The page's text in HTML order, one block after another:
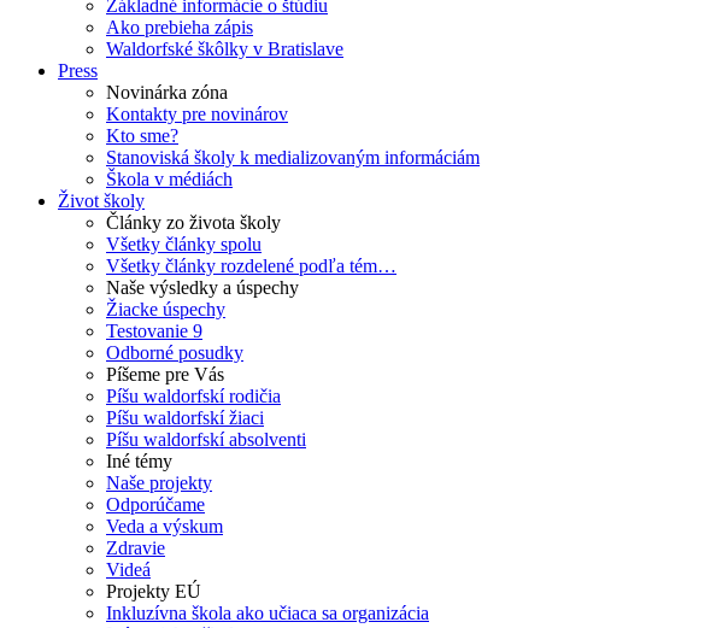
Základné informácie o štúdiu
Ako prebieha zápis
Waldorfské škôlky v Bratislave
Press
Novinárka zóna
Kontakty pre novinárov
Kto sme?
Stanoviská školy k medializovaným informáciám
Škola v médiách
Život školy
Články zo života školy
Všetky články spolu
Všetky články rozdelené podľa tém…
Naše výsledky a úspechy
Žiacke úspechy
Testovanie 9
Odborné posudky
Píšeme pre Vás
Píšu waldorfskí rodičia
Píšu waldorfskí žiaci
Píšu waldorfskí absolventi
Iné témy
Naše projekty
Odporúčame
Veda a výskum
Zdravie
Videá
Projekty EÚ
Inkluzívna škola ako učiaca sa organizácia